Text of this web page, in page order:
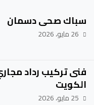
سباك صحي دسمان
26 مايو، 2026
فنى تركيب رداد
الكويت
25 مايو، 2026